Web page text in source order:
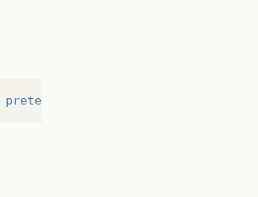
pretencem a um objeto. Na